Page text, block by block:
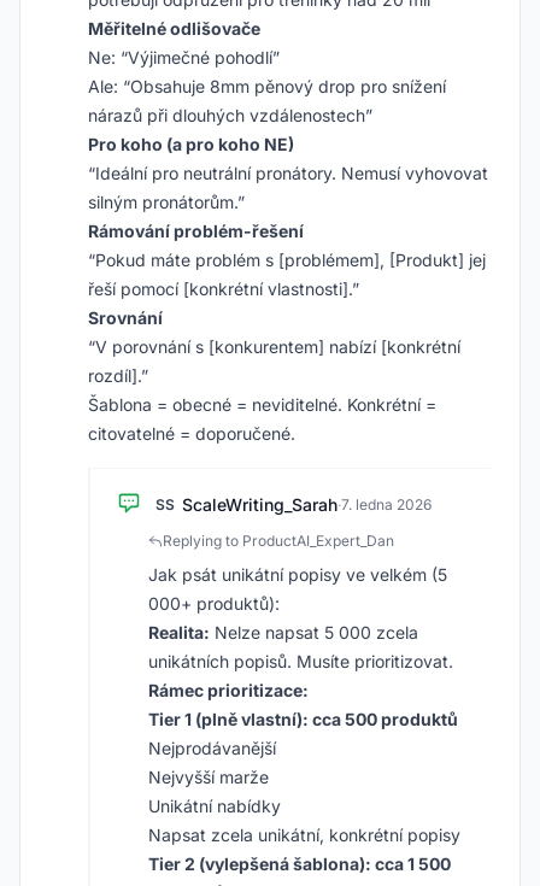
Měřitelné odlišovače
Ne: “Výjimečné pohodlí”
Ale: “Obsahuje 8mm pěnový drop pro snížení
nárazů při dlouhých vzdálenostech”
Pro koho (a pro koho NE)
“Ideální pro neutrální pronátory. Nemusí vyhovovat
silným pronátorům.”
Rámování problém-řešení
“Pokud máte problém s [problémem], [Produkt] jej
řeší pomocí [konkrétní vlastnosti].”
Srovnání
“V porovnání s [konkurentem] nabízí [konkrétní
rozdíl].”
Šablona = obecné = neviditelné. Konkrétní =
citovatelné = doporučené.
SS ScaleWriting_Sarah·7. ledna 2026
Replying to ProductAI_Expert_Dan
Jak psát unikátní popisy ve velkém (5
000+ produktů):
Realita: Nelze napsat 5 000 zcela
unikátních popisů. Musíte prioritizovat.
Rámec prioritizace:
Tier 1 (plně vlastní): cca 500 produktů
Nejprodávanější
Nejvyšší marže
Unikátní nabídky
Napsat zcela unikátní, konkrétní popisy
Tier 2 (vylepšená šablona): cca 1 500